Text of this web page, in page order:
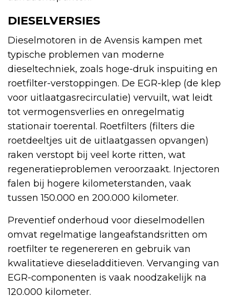
DIESELVERSIES
Dieselmotoren in de Avensis kampen met
typische problemen van moderne
dieseltechniek, zoals hoge-druk inspuiting en
roetfilter-verstoppingen. De EGR-klep (de klep
voor uitlaatgasrecirculatie) vervuilt, wat leidt
tot vermogensverlies en onregelmatig
stationair toerental. Roetfilters (filters die
roetdeeltjes uit de uitlaatgassen opvangen)
raken verstopt bij veel korte ritten, wat
regeneratieproblemen veroorzaakt. Injectoren
falen bij hogere kilometerstanden, vaak
tussen 150.000 en 200.000 kilometer.
Preventief onderhoud voor dieselmodellen
omvat regelmatige langeafstandsritten om
roetfilter te regenereren en gebruik van
kwalitatieve dieseladditieven. Vervanging van
EGR-componenten is vaak noodzakelijk na
120.000 kilometer.